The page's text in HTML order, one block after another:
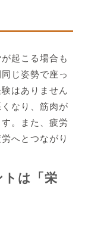
起こる場合も
じ姿勢で座っ
はありません
なり、筋肉が
。また、疲労
へとつながり
トは「栄